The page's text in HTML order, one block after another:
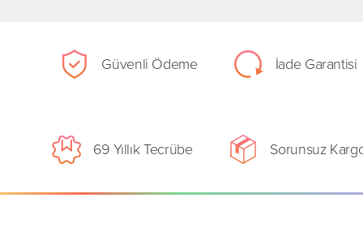
Güvenli Ödeme İade Garantisi
69 Yıllık Tecrübe Sorunsuz